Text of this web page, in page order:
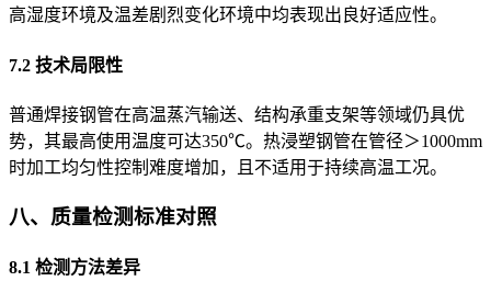
高湿度环境及温差剧烈变化环境中均表现出良好适应性。
7.2 技术局限性
普通焊接钢管在高温蒸汽输送、结构承重支架等领域仍具优
势，其最高使用温度可达350℃。热浸塑钢管在管径＞1000mm
时加工均匀性控制难度增加，且不适用于持续高温工况。
八、质量检测标准对照
8.1 检测方法差异